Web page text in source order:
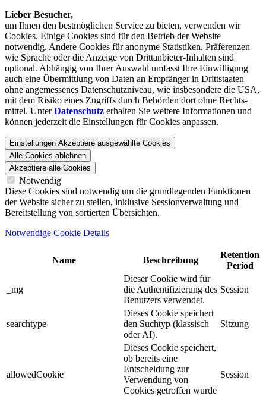
Lieber Besucher,
um Ihnen den best­möglichen Service zu bieten, verwenden wir
Cookies. Einige Cookies sind für den Betrieb der Website
notwendig. Andere Cookies für anonyme Statistiken, Präferenzen
wie Sprache oder die Anzeige von Dritt­anbieter-Inhalten sind
optional. Abhängig von Ihrer Auswahl umfasst Ihre Einwilligung
auch eine Übermittlung von Daten an Empfänger in Drittstaaten
ohne angemessenes Daten­schutz­niveau, wie insbesondere die USA,
mit dem Risiko eines Zugriffs durch Behörden dort ohne Rechts­
mittel. UnterDatenschutz erhalten Sie weitere Informationen und
können jederzeit die Einstellungen für Cookies anpassen.
Einstellungen Akzeptiere ausgewählte Cookies
Alle Cookies ablehnen
Akzeptiere alle Cookies
Notwendig
Diese Cookies sind notwendig um die grundlegenden Funktionen
der Website sicher zu stellen, inklusive Sessionverwaltung und
Bereitstellung von sortierten Übersichten.
Notwendige Cookie Details
Name Beschreibung
Retention
Period
_mg
Dieser Cookie wird für
die Authentifizierung des
Benutzers verwendet.
Session
searchtype
Dieses Cookie speichert
den Suchtyp (klassisch
oder AI).
Sitzung
allowedCookie
Dieses Cookie speichert,
ob bereits eine
Entscheidung zur
Verwendung von
Cookies getroffen wurde
Session